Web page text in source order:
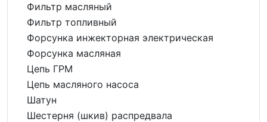
Фильтр масляный
Фильтр топливный
Форсунка инжекторная электрическая
Форсунка масляная
Цепь ГРМ
Цепь масляного насоса
Шатун
Шестерня (шкив) распредвала